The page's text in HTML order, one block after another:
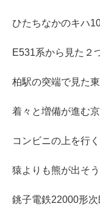
ひたちなかのキハ
E531系から見た２
柏駅の突端で見た
着々と増備が進む
コンビニの上を行
猿よりも熊が出そ
銚子電鉄22000形